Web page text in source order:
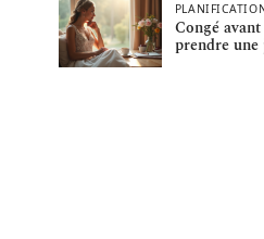
Congé
prendre